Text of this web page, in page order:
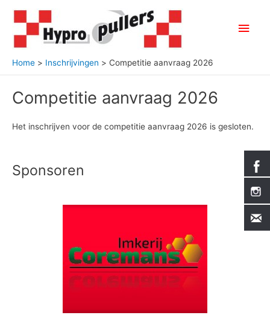
naar
inhoud
Home Inschrijvingen Competitie aanvraag 2026
Competitie aanvraag 2026
Het inschrijven voor de competitie aanvraag 2026 is gesloten.
Sponsoren